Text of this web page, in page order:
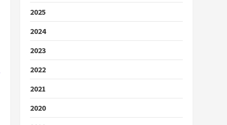
2025
2024
2023
2022
2021
2020